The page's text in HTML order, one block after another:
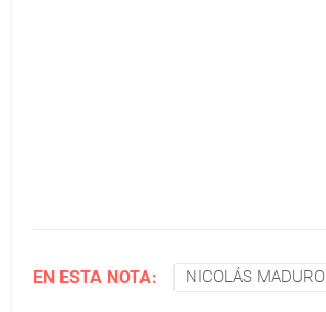
EN ESTA NOTA: NICOLÁS MADURO